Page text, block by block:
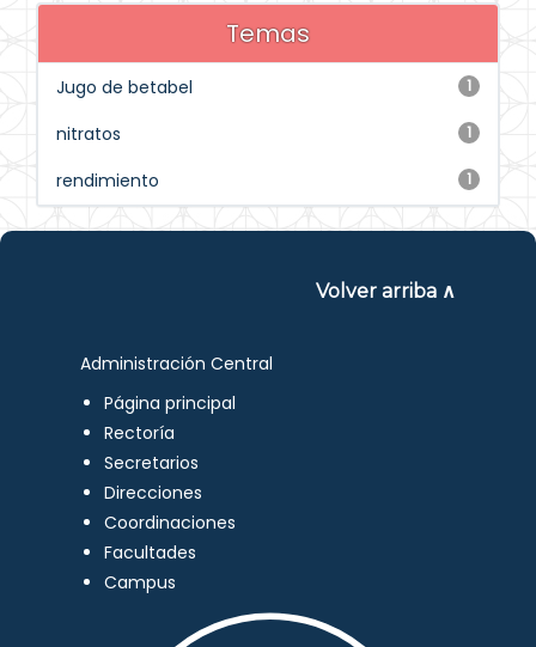
Temas
1
Jugo de betabel
1
nitratos
1
rendimiento
Volver arriba ∧
Administración Central
Página principal
Rectoría
Secretarios
Direcciones
Coordinaciones
Facultades
Campus